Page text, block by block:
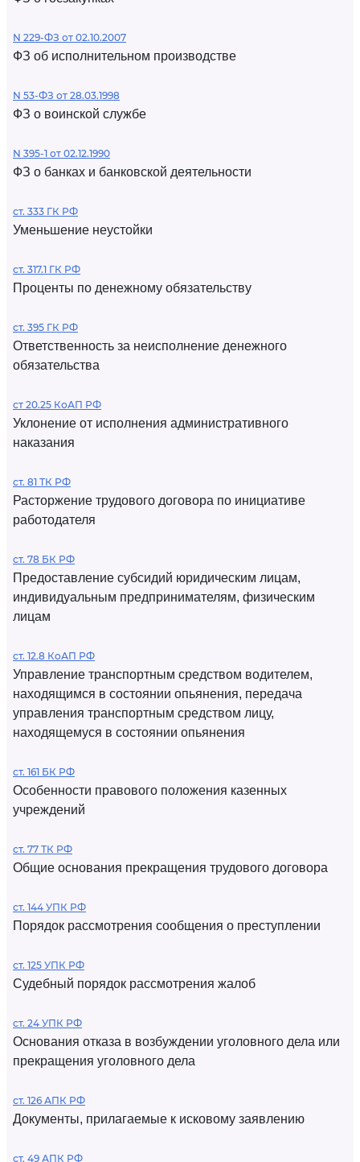
N 229-ФЗ от 02.10.2007
ФЗ об исполнительном производстве
N 53-ФЗ от 28.03.1998
ФЗ о воинской службе
N 395-1 от 02.12.1990
ФЗ о банках и банковской деятельности
ст. 333 ГК РФ
Уменьшение неустойки
ст. 317.1 ГК РФ
Проценты по денежному обязательству
ст. 395 ГК РФ
Ответственность за неисполнение денежного
обязательства
ст 20.25 КоАП РФ
Уклонение от исполнения административного
наказания
ст. 81 ТК РФ
Расторжение трудового договора по инициативе
работодателя
ст. 78 БК РФ
Предоставление субсидий юридическим лицам,
индивидуальным предпринимателям, физическим
лицам
ст. 12.8 КоАП РФ
Управление транспортным средством водителем,
находящимся в состоянии опьянения, передача
управления транспортным средством лицу,
находящемуся в состоянии опьянения
ст. 161 БК РФ
Особенности правового положения казенных
учреждений
ст. 77 ТК РФ
Общие основания прекращения трудового договора
ст. 144 УПК РФ
Порядок рассмотрения сообщения о преступлении
ст. 125 УПК РФ
Судебный порядок рассмотрения жалоб
ст. 24 УПК РФ
Основания отказа в возбуждении уголовного дела или
прекращения уголовного дела
ст. 126 АПК РФ
Документы, прилагаемые к исковому заявлению
ст. 49 АПК РФ